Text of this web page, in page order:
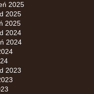
2025
2025
2025
2024
2024
2023